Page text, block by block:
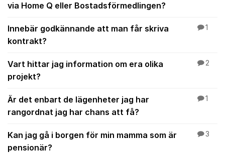
via Home Q eller Bostadsförmedlingen?
Innebär godkännande att man får skriva
kontrakt?
1
Vart hittar jag information om era olika
projekt?
2
Är det enbart de lägenheter jag har
rangordnat jag har chans att få?
1
Kan jag gå i borgen för min mamma som är
pensionär?
3